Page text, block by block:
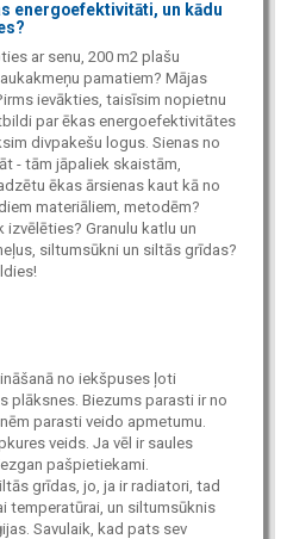
energoefektivitāti, un kādu
ar senu, 200 m2 plašu
pamatiem? Mājas
ievākties, taisīsim nopietnu
par ēkas energoefektivitātes
divpakešu logus. Sienas no
- tām jāpaliek skaistām,
ēkas ārsienas kaut kā no
materiāliem, metodēm?
izvēlēties? Granulu katlu un
siltumsūkni un siltās grīdas?
no iekšpuses ļoti
plāksnes. Biezums parasti ir no
parasti veido apmetumu.
veids. Ja vēl ir saules
pašpietiekami.
grīdas, jo, ja ir radiatori, tad
temperatūrai, un siltumsūknis
Savulaik, kad pats sev